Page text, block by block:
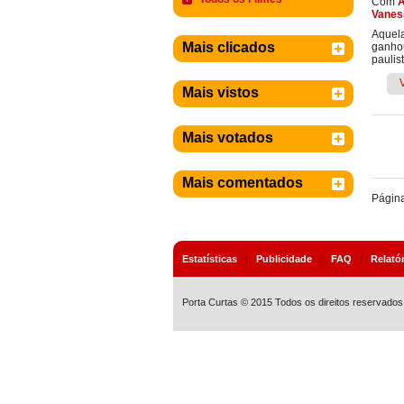
Mais clicados
Mais vistos
Mais votados
Mais comentados
Estatísticas | Publicidade | FAQ |
Porta Curtas © 2015 Todos os direitos